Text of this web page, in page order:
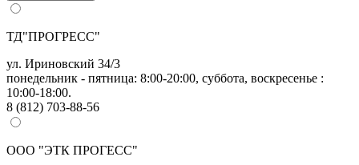
ТД"ПРОГРЕСС"
ул. Ириновский 34/3
понедельник - пятница: 8:00-20:00, суббота, воскресенье :
10:00-18:00.
8 (812) 703-88-56
ООО "ЭТК ПРОГЕСС"